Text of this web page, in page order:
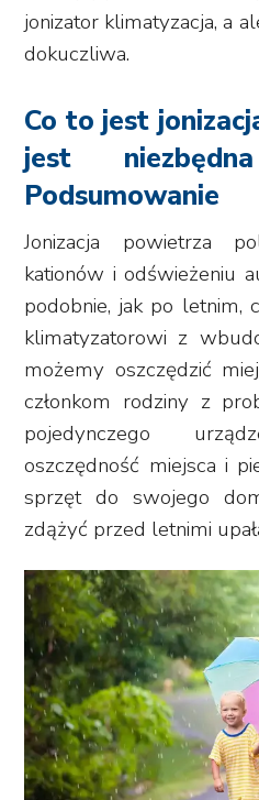
jonizator klimatyzacja, a
dokuczliwa.
Co to jest
jest
Podsumowanie
Jonizacja powietrza
kationów i odświeżeniu
podobnie, jak po letnim,
klimatyzatorowi z
możemy oszczędzić
członkom rodziny z
pojedynczego
oszczędność miejsca i
sprzęt do swojego
zdążyć przed letnimi